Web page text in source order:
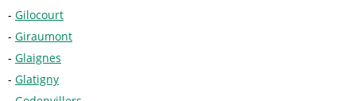
Gilocourt
Giraumont
Glaignes
Glatigny